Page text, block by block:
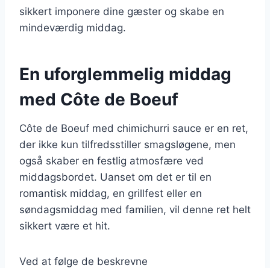
sikkert imponere dine gæster og skabe en
mindeværdig middag.
En uforglemmelig middag
med Côte de Boeuf
Côte de Boeuf med chimichurri sauce er en ret,
der ikke kun tilfredsstiller smagsløgene, men
også skaber en festlig atmosfære ved
middagsbordet. Uanset om det er til en
romantisk middag, en grillfest eller en
søndagsmiddag med familien, vil denne ret helt
sikkert være et hit.
Ved at følge de beskrevne